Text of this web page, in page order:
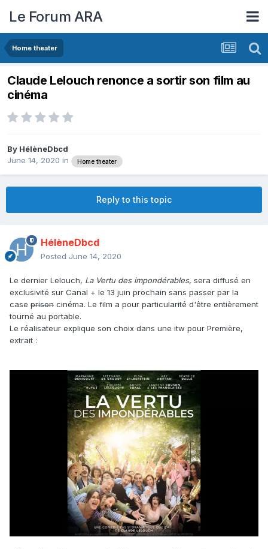
Le Forum ARA
Home theater
Claude Lelouch renonce a sortir son film au
cinéma
By HélèneDbcd
June 14, 2020 in Home theater
Reply to this topic
HélèneDbcd
Posted June 14, 2020
Le dernier Lelouch, La Vertu des impondérables, sera diffusé en
exclusivité sur Canal + le 13 juin prochain sans passer par la
case prison cinéma. Le film a pour particularité d'être entièrement
tourné au portable.
Le réalisateur explique son choix dans une itw pour Première,
extrait :